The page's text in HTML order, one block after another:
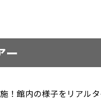
ー
！館内の様子をリアル